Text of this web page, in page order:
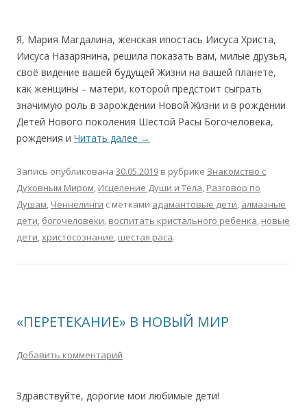
Я, Мария Магдалина, женская ипостась Иисуса Христа,
Иисуса Назарянина, решила показать вам, милые друзья,
своё видение вашей будущей Жизни на вашей планете,
как женщины – матери, которой предстоит сыграть
значимую роль в зарождении Новой Жизни и в рождении
Детей Нового поколения Шестой Расы Богочеловека,
рождения и Читать далее →
Запись опубликована 30.05.2019 в рубрике Знакомство с
Духовным Миром, Исцеление Души и Тела, Разговор по
Душам, Ченнелинги с метками адамантовые дети, алмазные
дети, богочеловеки, воспитать кристального ребенка, новые
дети,христосознание, шестая раса.
«ПЕРЕТЕКАНИЕ» В НОВЫЙ МИР
Добавить комментарий
Здравствуйте, дорогие мои любимые дети!